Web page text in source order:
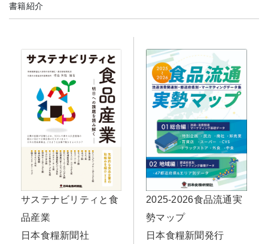
書籍紹介
サステナビリティと食
品産業
日本食糧新聞社
2025-2026食品流通実
勢マップ
日本食糧新聞発行